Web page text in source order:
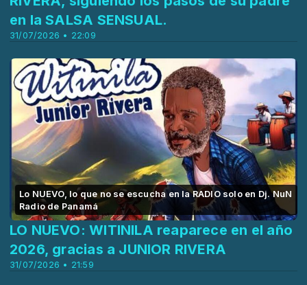
31/07/2026 • 22:09
en la SALSA SENSUAL.
Lo NUEVO, lo que no se escucha en la RADIO solo en Dj. NuN
Radio de Panamá
31/07/2026 • 21:59
LO NUEVO: WITINILA reaparece en el año
2026, gracias a JUNIOR RIVERA